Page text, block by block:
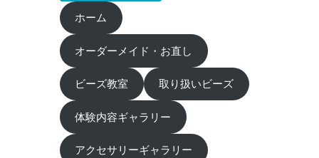
ホーム
オーダーメイド・お直し
ビーズ教室 取り扱いビーズ
体験内容ギャラリー
アクセサリーギャラリー